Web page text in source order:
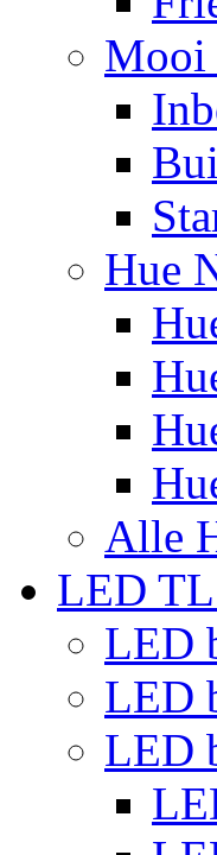
Mooi
Hue
Alle
LED
LED
LED
LED